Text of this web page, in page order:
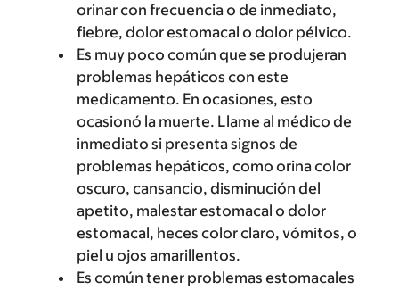
orinar con frecuencia o de inmediato,
fiebre, dolor estomacal o dolor pélvico.
Es muy poco común que se produjeran
problemas hepáticos con este
medicamento. En ocasiones, esto
ocasionó la muerte. Llame al médico de
inmediato si presenta signos de
problemas hepáticos, como orina color
oscuro, cansancio, disminución del
apetito, malestar estomacal o dolor
estomacal, heces color claro, vómitos, o
piel u ojos amarillentos.
Es común tener problemas estomacales